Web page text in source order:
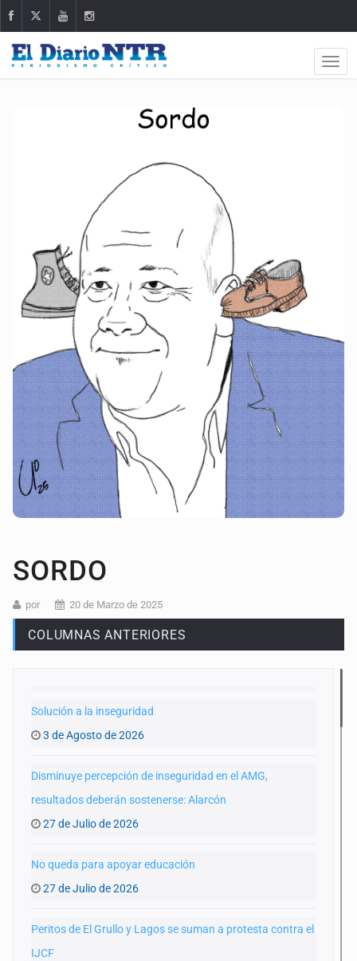
SORDO
por 20 de Marzo de 2025
COLUMNAS ANTERIORES
Solución a la inseguridad
3 de Agosto de 2026
Disminuye percepción de inseguridad en el AMG,
resultados deberán sostenerse: Alarcón
27 de Julio de 2026
No queda para apoyar educación
27 de Julio de 2026
Peritos de El Grullo y Lagos se suman a protesta contra el
IJCF